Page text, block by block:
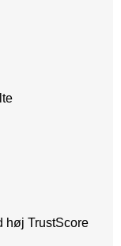
høj TrustScore